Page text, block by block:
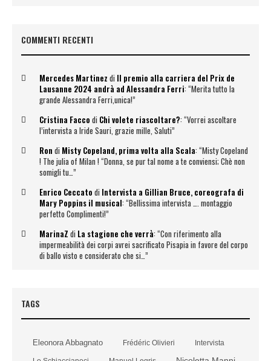
COMMENTI RECENTI
Mercedes Martinez di Il premio alla carriera del Prix de
Lausanne 2024 andrà ad Alessandra Ferri: “Merita tutto la
grande Alessandra Ferri,unica!”
Cristina Facco di Chi volete riascoltare?: “Vorrei ascoltare
l’intervista a Iride Sauri, grazie mille, Saluti”
Ron di Misty Copeland, prima volta alla Scala: “Misty Copeland
! The julia of Milan ! “Donna, se pur tal nome a te conviensi; Chè non
somigli tu… ”
Enrico Ceccato di Intervista a Gillian Bruce, coreografa di
Mary Poppins il musical: “Bellissima intervista …. montaggio
perfetto Complimenti!”
MarinaZ di La stagione che verrà: “Con riferimento alla
impermeabilità dei corpi avrei sacrificato Pisapia in favore del corpo
di ballo visto e considerato che si… ”
TAGS
Eleonora Abbagnato Frédéric Olivieri Intervista